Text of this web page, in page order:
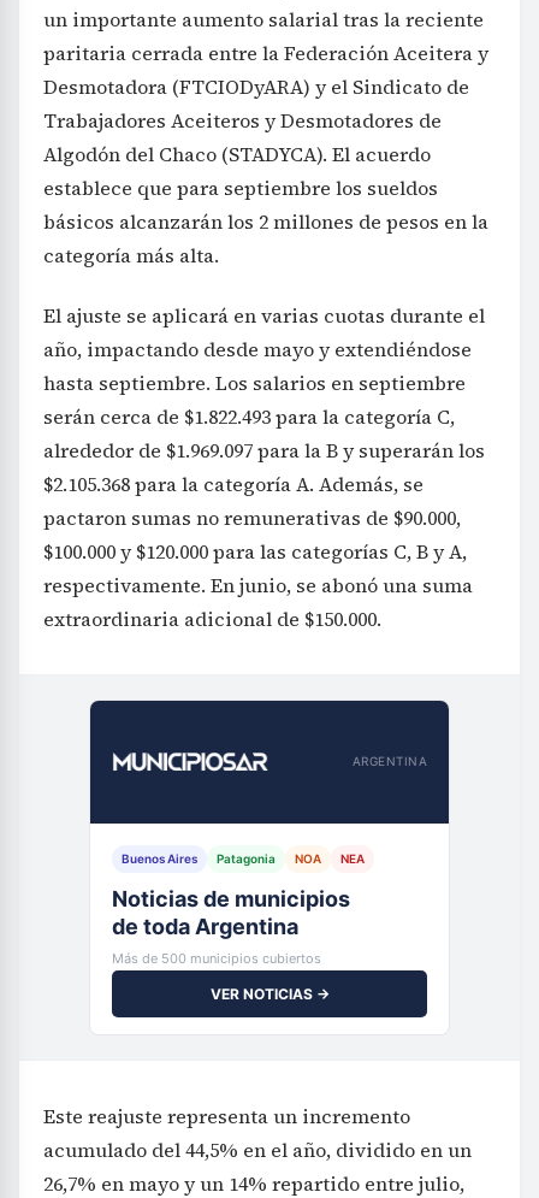
un importante aumento salarial tras la reciente
paritaria cerrada entre la Federación Aceitera y
Desmotadora (FTCIODyARA) y el Sindicato de
Trabajadores Aceiteros y Desmotadores de
Algodón del Chaco (STADYCA). El acuerdo
establece que para septiembre los sueldos
básicos alcanzarán los 2 millones de pesos en la
categoría más alta.
El ajuste se aplicará en varias cuotas durante el
año, impactando desde mayo y extendiéndose
hasta septiembre. Los salarios en septiembre
serán cerca de $1.822.493 para la categoría C,
alrededor de $1.969.097 para la B y superarán los
$2.105.368 para la categoría A. Además, se
pactaron sumas no remunerativas de $90.000,
$100.000 y $120.000 para las categorías C, B y A,
respectivamente. En junio, se abonó una suma
extraordinaria adicional de $150.000.
ARGENTINA
Buenos Aires Patagonia NOA NEA
Noticias de municipios
de toda Argentina
Más de 500 municipios cubiertos
VER NOTICIAS →
Este reajuste representa un incremento
acumulado del 44,5% en el año, dividido en un
26,7% en mayo y un 14% repartido entre julio,